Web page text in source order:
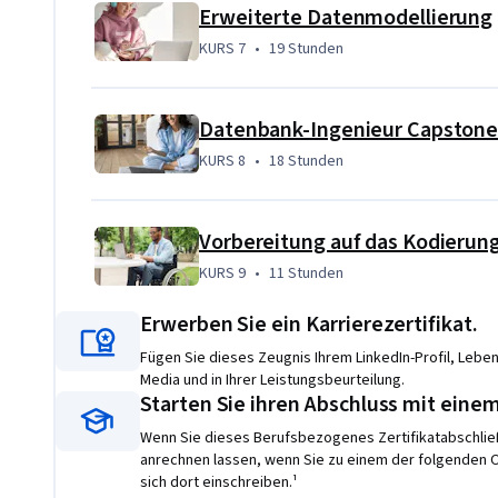
Datenbank zu verwalten und ihre Interaktionen mit
umsetzen.
Schließlich werden Sie mit der Aufgabe betraut, eine
haben.
Erweiterte Datenmodellierung
KURS 7, 19 Stunden
KURS 7 • 19 Stunden
Datenbank-Ingenieur Capstone
KURS 8 18 Stunden
KURS 8 • 18 Stunden
Vorbereitung auf das
KURS 9, 11 Stunden
KURS 9 • 11 Stunden
Erwerben Sie ein Karrierezertifikat.
Fügen Sie dieses Zeugnis Ihrem LinkedIn-Profil,
Media und in Ihrer Leistungsbeurteilung.
Starten Sie ihren Abschluss mit
Wenn Sie dieses Berufsbezogenes
anrechnen lassen, wenn Sie zu einem der folgenden
sich dort einschreiben.¹